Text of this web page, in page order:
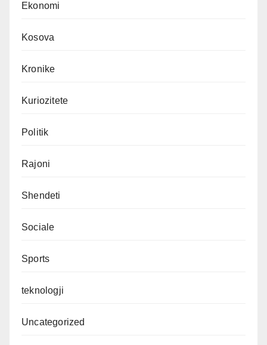
Ekonomi
Kosova
Kronike
Kuriozitete
Politik
Rajoni
Shendeti
Sociale
Sports
teknologji
Uncategorized